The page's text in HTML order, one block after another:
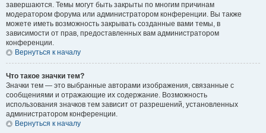
завершаются. Темы могут быть закрыты по многим причинам
модератором форума или администратором конференции. Вы также
можете иметь возможность закрывать созданные вами темы, в
зависимости от прав, предоставленных вам администратором
конференции.
Вернуться к началу
Что такое значки тем?
Значки тем — это выбранные авторами изображения, связанные с
сообщениями и отражающие их содержание. Возможность
использования значков тем зависит от разрешений, установленных
администратором конференции.
Вернуться к началу